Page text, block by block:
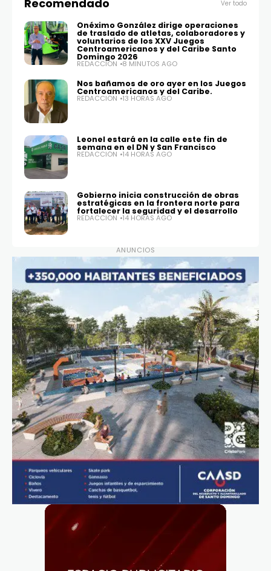
Recomendado Ver todo
Onéximo González dirige operaciones
de traslado de atletas, colaboradores y
voluntarios de los XXV Juegos
Centroamericanos y del Caribe Santo
Domingo 2026
REDACCIÓN 8 MINUTOS AGO
Nos bañamos de oro ayer en los Juegos
Centroamericanos y del Caribe.
REDACCIÓN 13 HORAS AGO
Leonel estará en la calle este fin de
semana en el DN y San Francisco
REDACCIÓN 14 HORAS AGO
Gobierno inicia construcción de obras
estratégicas en la frontera norte para
fortalecer la seguridad y el desarrollo
REDACCIÓN 14 HORAS AGO
ANUNCIOS